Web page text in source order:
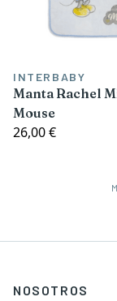
INTERBABY
Manta Rachel
Mouse
26,00 €
NOSOTROS